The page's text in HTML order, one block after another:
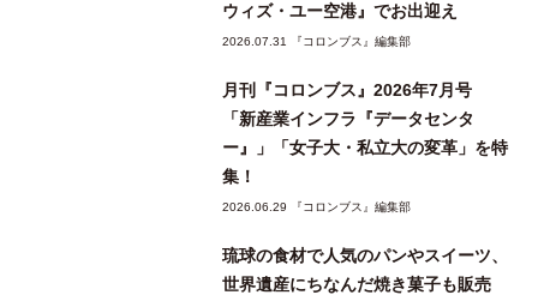
ウィズ・ユー空港』でお出迎え
2026.07.31 『コロンブス』編集部
月刊『コロンブス』2026年7月号
「新産業インフラ『データセンタ
ー』」「女子大・私立大の変革」を特
集！
2026.06.29 『コロンブス』編集部
琉球の食材で人気のパンやスイーツ、
世界遺産にちなんだ焼き菓子も販売